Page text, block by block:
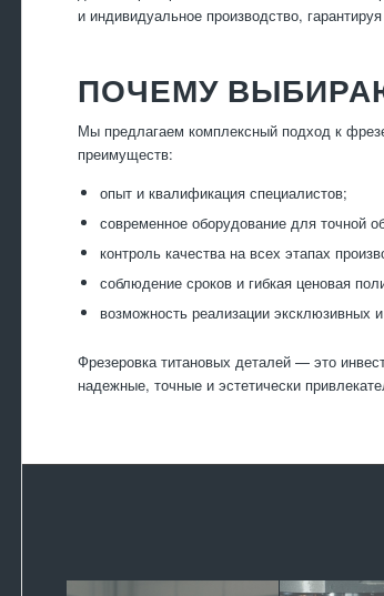
и индивидуальное производство,
ПОЧЕМУ
Мы предлагаем комплексный подход к
преимуществ:
опыт и квалификация специалистов;
современное оборудование для точной
контроль качества на всех этапах
соблюдение сроков и гибкая ценовая
возможность реализации эксклюзивных
Фрезеровка титановых деталей — это
надежные, точные и эстетически